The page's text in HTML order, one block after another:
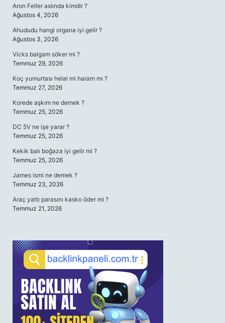
Aron Feller aslında kimdir ?
Ağustos 4, 2026
Ahududu hangi organa iyi gelir ?
Ağustos 3, 2026
Vicks balgam söker mi ?
Temmuz 29, 2026
Koç yumurtası helal mi haram mı ?
Temmuz 27, 2026
Korede aşkım ne demek ?
Temmuz 25, 2026
DC 5V ne işe yarar ?
Temmuz 25, 2026
Kekik balı boğaza iyi gelir mi ?
Temmuz 25, 2026
James ismi ne demek ?
Temmuz 23, 2026
Araç yattı parasını kasko öder mi ?
Temmuz 21, 2026